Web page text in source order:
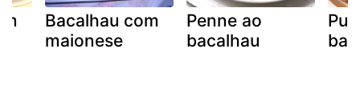
Bacalhau com
maionese
Penne ao
bacalhau